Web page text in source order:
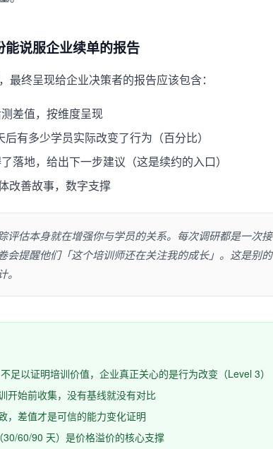
说服企业续单的报告
最终呈现给企业决策者的报告应该包含：
差值，按维度呈现
后有多少学员实际改变了行为（百分比）
落地，给出下一步建议（这是续约的入口）
改善故事，数字支撑
评估本身就在增强你与学员的关系。每次调研都是一次接
会提醒他们「这个培训师还在关注我的成长」。这是别的
足以证明培训价值，企业真正关心的是行为改变（Level 3）
开始前收集，没有基线就没有对比
，差值才是可信的能力变化证明
60/90 天）是价格溢价的核心支撑